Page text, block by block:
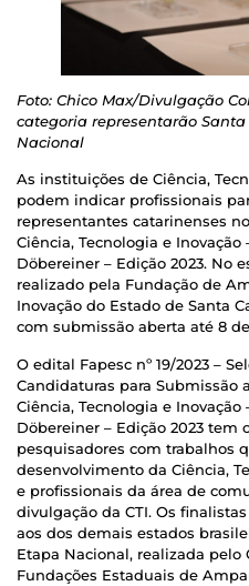
Foto: Chico Max/Divulgação
categoria representarão
Nacional
As instituições de Ciência,
podem indicar profissionais
representantes catarinenses
Ciência, Tecnologia e Inovação
Döbereiner – Edição 2023. No
realizado pela Fundação de
Inovação do Estado de Santa
com submissão aberta até 8
O edital Fapesc nº 19/2023 –
Candidaturas para Submissão
Ciência, Tecnologia e Inovação
Döbereiner – Edição 2023 tem
pesquisadores com trabalhos
desenvolvimento da Ciência,
e profissionais da área de
divulgação da CTI. Os
aos dos demais estados
Etapa Nacional, realizada pelo
Fundações Estaduais de